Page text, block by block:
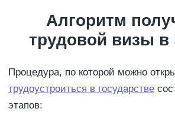
Алгоритм
трудовой визы в
Процедура, по которой можно
трудоустроиться в государстве
этапов: